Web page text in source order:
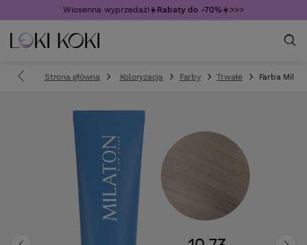
Wiosenna wyprzedaż!☀️Rabaty do -70%☀️>>>
Strona główna Koloryzacja Farby Trwałe Farba Mila